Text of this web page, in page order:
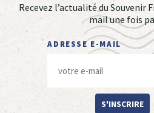
Recevez l’actualité du Souvenir
mail une fois
ADRESSE E-MAIL
S'INSCRIRE